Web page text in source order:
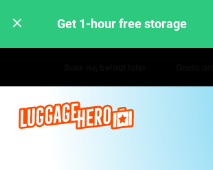
Get 1-hour free storage